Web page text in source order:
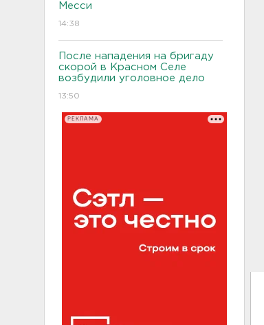
Месси
14:38
После нападения на бригаду
скорой в Красном Селе
возбудили уголовное дело
13:50
РЕКЛАМА